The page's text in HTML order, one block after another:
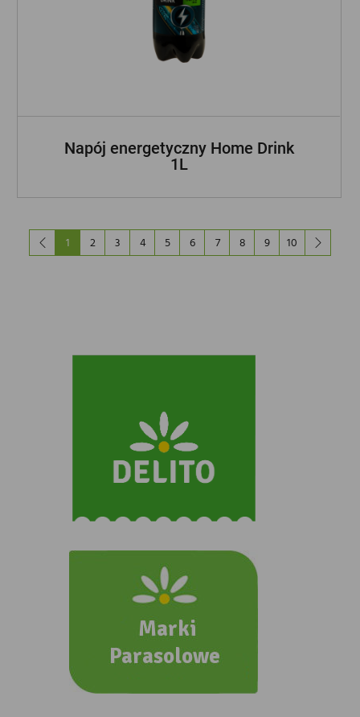
Napój energetyczny Home Drink
1L